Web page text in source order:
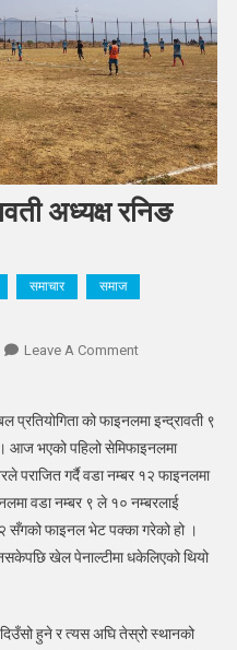
अध्यक्ष रनिङ
समाचार
समाज
Leave A CommentOn
९
र
१२
इन्द्रावती
अध्यक्ष
रनिङ
को फाइनलमा इन्द्रावती ९
। आज भएको पहिलो सेमिफाइनलमा
पराजित गर्दै वडा नम्बर १२ फाइनलमा
वडा नम्बर ९ ले १० नम्बरलाई
सँगको फाइनल भेट पक्का गरेको हो ।
खेल पेनाल्टीमा धकेलिएको थियो
हुने र त्यस अघि तेस्रो स्थानको